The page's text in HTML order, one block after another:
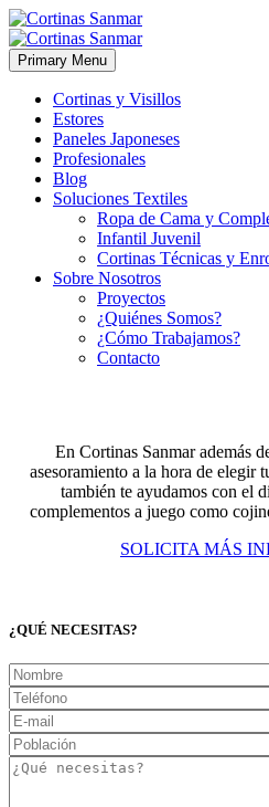
Primary Menu
Cortinas y Visillos
Estores
Paneles Japoneses
Profesionales
Blog
Soluciones Textiles
Ropa de Cama y
Infantil Juvenil
Cortinas Técnicas y
Sobre Nosotros
Proyectos
¿Quiénes Somos?
¿Cómo Trabajamos?
Contacto
En Cortinas Sanmar además
asesoramiento a la hora de elegir
también te ayudamos con el
complementos a juego como
SOLICITA MÁS
¿QUÉ NECESITAS?